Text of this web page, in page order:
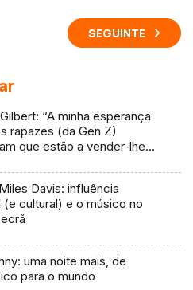
SEGUINTE
“A minha esperança
rapazes (da Gen Z)
que estão a vender-lhes
Davis: influência
(e cultural) e o músico no
uma noite mais, de
para o mundo